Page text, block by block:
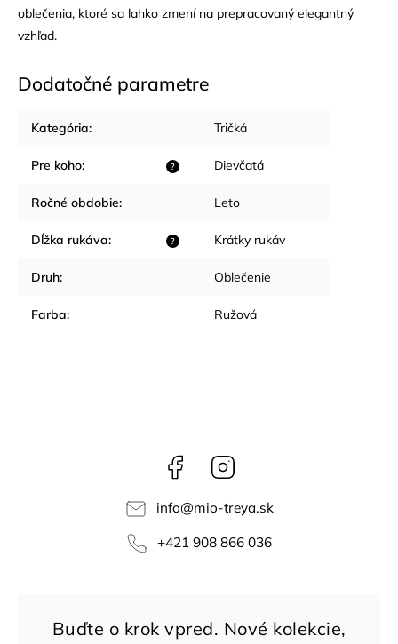
oblečenia, ktoré sa ľahko zmení na prepracovaný elegantný
vzhľad.
Dodatočné parametre
Kategória: Tričká
?
Pre koho: Dievčatá
Ročné obdobie: Leto
?
Dĺžka rukáva: Krátky rukáv
Druh: Oblečenie
Farba: Ružová
Facebook
info@mio-treya.sk
+421 908 866 036